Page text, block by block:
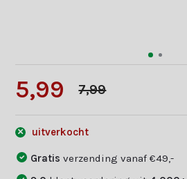
5,99 7,99
uitverkocht
Gratisverzending vanaf €49,-